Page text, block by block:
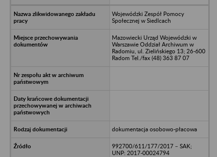
Wojewódzki Zespół Pomocy
Społecznej w Siedlcach
Mazowiecki Urząd Wojewódzki w
Warszawie Oddział Archiwum w
Radomiu, ul. Zielińskiego 13; 26-600
Radom Tel./fax (48) 363 87 07
dokumentacja osobowo-płacowa
992700/611/177/2017 – SAK;
UNP: 2017-00024794